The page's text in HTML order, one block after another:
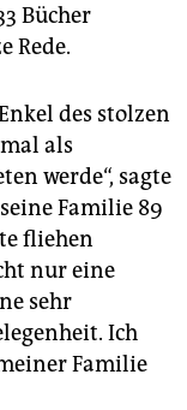
Bücher
Rede.
des stolzen
als
werde“, sagte
Familie 89
fliehen
nur eine
sehr
Ich
Familie